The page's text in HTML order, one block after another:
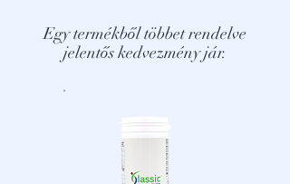
Egy termékből többet rendelve
jelentős kedvezmény jár.